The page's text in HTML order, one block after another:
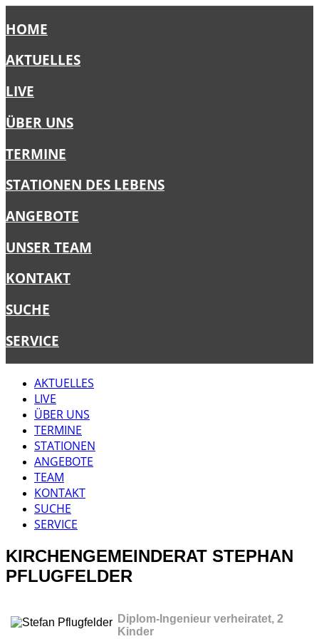
HOME
AKTUELLES
LIVE
ÜBER UNS
TERMINE
STATIONEN DES LEBENS
ANGEBOTE
UNSER TEAM
KONTAKT
SUCHE
SERVICE
AKTUELLES
LIVE
ÜBER UNS
TERMINE
STATIONEN
ANGEBOTE
TEAM
KONTAKT
SUCHE
SERVICE
KIRCHENGEMEINDERAT STEPHAN
PFLUGFELDER
Diplom-Ingenieur verheiratet, 2
Kinder